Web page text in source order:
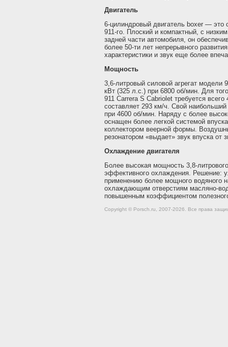
Двигатель
6-цилиндровый двигатель boxer —
911-го. Плоский и компактный, с
задней части автомобиля, он
более 50-ти лет непрерывного
характеристики и звук еще более
Мощность
3,6-литровый силовой агрегат модели
кВт (325 л.с.) при 6800 об/мин. Для
911 Carrera S Cabriolet требуется
составляет 293 км/ч. Свой
при 4600 об/мин. Наряду с более
оснащен более легкой системой
коллектором веерной формы.
резонатором «выдает» звук впуска от
Охлаждение двигателя
Более высокая мощность 3,8-
эффективного охлаждения. Решение:
применению более мощного водяного
охлаждающим отверстиям масляно-
повышенным коэффициентом
Copyright © Porsch.ru, 2007-2026. Все права